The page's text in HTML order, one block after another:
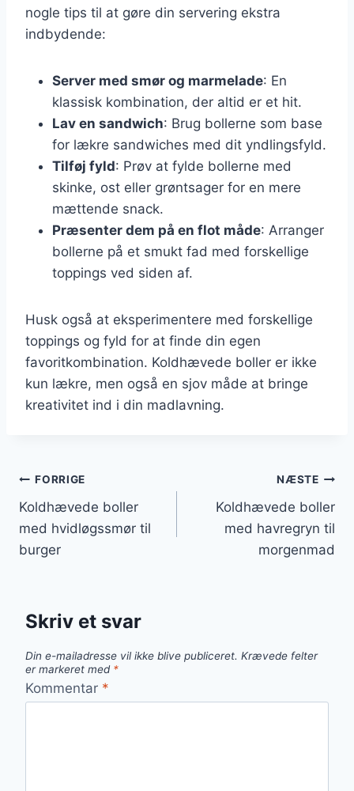
nogle tips til at gøre din servering ekstra
indbydende:
Server med smør og marmelade: En
klassisk kombination, der altid er et hit.
Lav en sandwich: Brug bollerne som base
for lækre sandwiches med dit yndlingsfyld.
Tilføj fyld: Prøv at fylde bollerne med
skinke, ost eller grøntsager for en mere
mættende snack.
Præsenter dem på en flot måde: Arranger
bollerne på et smukt fad med forskellige
toppings ved siden af.
Husk også at eksperimentere med forskellige
toppings og fyld for at finde din egen
favoritkombination. Koldhævede boller er ikke
kun lækre, men også en sjov måde at bringe
kreativitet ind i din madlavning.
Indlægsnavigation
FORRIGE
Koldhævede boller
med hvidløgssmør til
burger
NÆSTE
Koldhævede boller
med havregryn til
morgenmad
Skriv et svar
Din e-mailadresse vil ikke blive publiceret. Krævede felter
er markeret med *
Kommentar *